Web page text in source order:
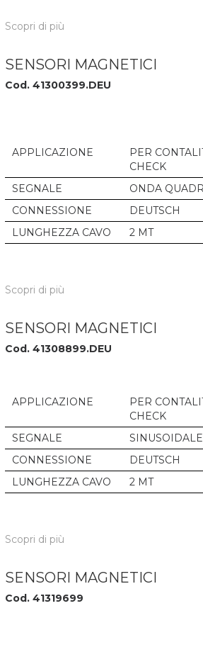
Scopri di più
SENSORI MAGNETICI
Cod. 41300399.DEU
APPLICAZIONE
PER
CHECK
SEGNALE
ONDA
CONNESSIONE
DEUTSCH
LUNGHEZZA CAVO
2 MT
Scopri di più
SENSORI MAGNETICI
Cod. 41308899.DEU
APPLICAZIONE
PER
CHECK
SEGNALE
SINUSOIDALE
CONNESSIONE
DEUTSCH
LUNGHEZZA CAVO
2 MT
Scopri di più
SENSORI MAGNETICI
Cod. 41319699